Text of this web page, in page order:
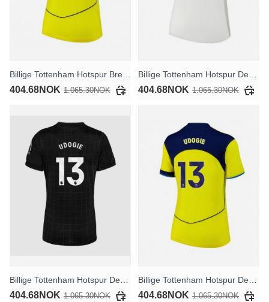
Billige Tottenham Hotspur Brennan Johnson #22 Tredjedrakt Dame 2025-26 Kortermet
404.68NOK 1.065.30NOK
Billige Tottenham Hotspur Destiny Udogie #13 Hjemmedrakt Dame 2025-26 Kortermet
404.68NOK 1.065.30NOK
Billige Tottenham Hotspur Destiny Udogie #13 Bortedrakt Dame 2025-26 Kortermet
404.68NOK 1.065.30NOK
Billige Tottenham Hotspur Destiny Udogie #13 Tredjedrakt Dame 2025-26 Kortermet
404.68NOK 1.065.30NOK